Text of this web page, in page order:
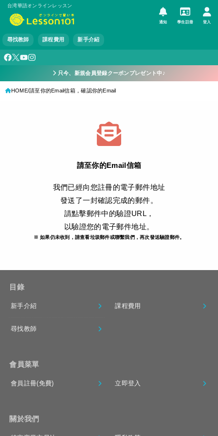
台湾華語オンラインレッスン
尋找教師 課程費用 新手介紹
通知 學生註冊 登入
只今、新規会員登録クーポンプレゼント中♪
HOME 請至你的Email信箱，確認你的Email
請至你的Email信箱
我們已經向您註冊的電子郵件地址
發送了一封確認完成的郵件。
請點擊郵件中的驗證URL，
以驗證您的電子郵件地址。
※ 如果仍未收到，請查看垃圾郵件或聯繫我們，再次發送驗證郵件。
目錄
新手介紹 課程費用
尋找教師
會員菜單
會員註冊(免費) 立即登入
關於我們